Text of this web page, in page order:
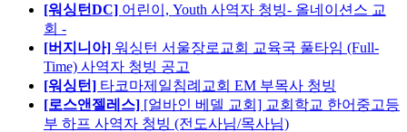
[워싱턴DC] 어린이, Youth 사역자 청빙- 올네이션스 교
회 -
[버지니아] 워싱턴 서울장로교회 교육국 풀타임 (Full-
Time) 사역자 청빙 공고
[워싱턴] 타코마제일침례교회 EM 부목사 청빙
[로스앤젤레스] [얼바인 베델 교회] 교회학교 한어중고등
부 하프 사역자 청빙 (전도사님/목사님)